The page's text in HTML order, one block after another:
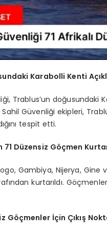
Karabolli Kenti
Trablus’un doğusundaki
Güvenliği ekipleri,
tespit etti.
Düzensiz Göçmen
Gambiya, Nijerya,
kurtarıldı.
Göçmenler İçin Çıkış